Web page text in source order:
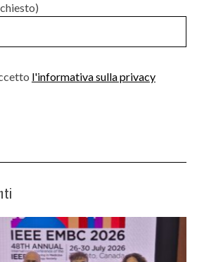
l'informativa sulla privacy